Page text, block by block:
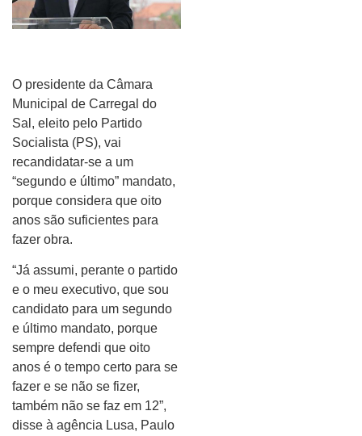
O presidente da Câmara
Municipal de Carregal do
Sal, eleito pelo Partido
Socialista (PS), vai
recandidatar-se a um
“segundo e último” mandato,
porque considera que oito
anos são suficientes para
fazer obra.
“Já assumi, perante o partido
e o meu executivo, que sou
candidato para um segundo
e último mandato, porque
sempre defendi que oito
anos é o tempo certo para se
fazer e se não se fizer,
também não se faz em 12”,
disse à agência Lusa, Paulo